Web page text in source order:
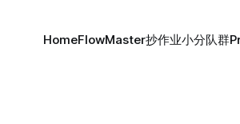
HomeFlowMaster抄作业小分队群